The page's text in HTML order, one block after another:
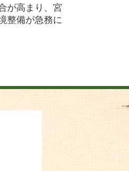
が高まり、宮
整備が急務に